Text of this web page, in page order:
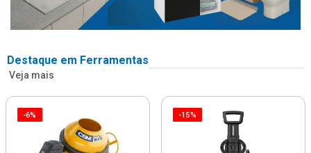
Destaque em Ferramentas
Veja mais
-6% -15%